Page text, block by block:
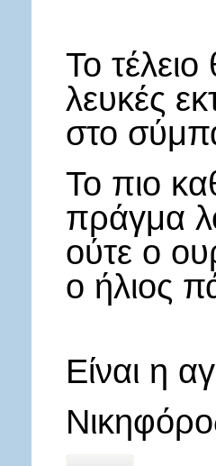
Το
λευκές
στο
Το πιο
πράγμα
ούτε ο
ο ήλιος
Είναι η